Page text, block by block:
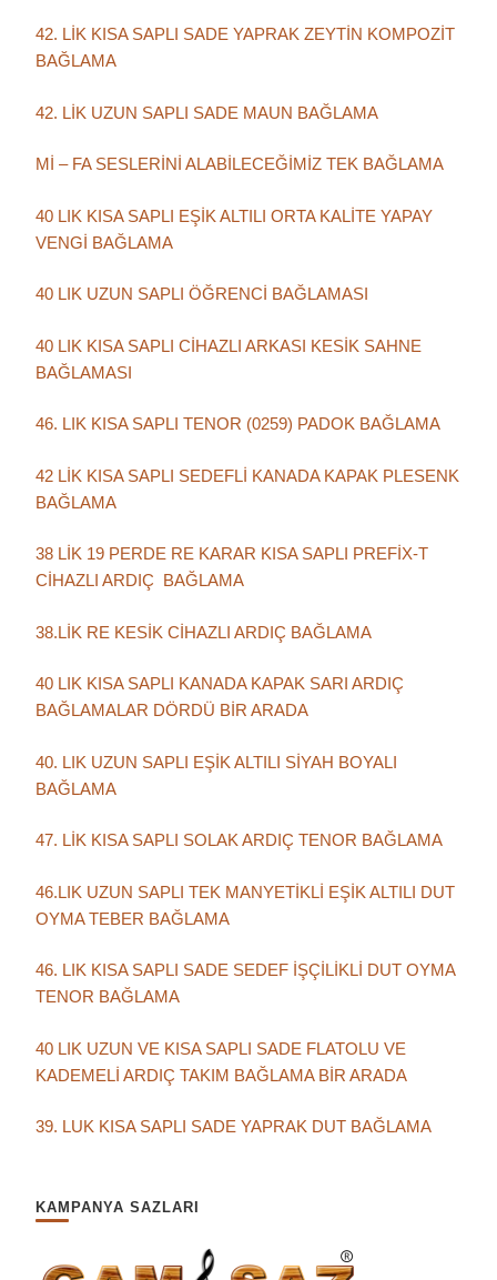
42. LİK KISA SAPLI SADE YAPRAK ZEYTİN KOMPOZİT
BAĞLAMA
42. LİK UZUN SAPLI SADE MAUN BAĞLAMA
Mİ – FA SESLERİNİ ALABİLECEĞİMİZ TEK BAĞLAMA
40 LIK KISA SAPLI EŞİK ALTILI ORTA KALİTE YAPAY
VENGİ BAĞLAMA
40 LIK UZUN SAPLI ÖĞRENCİ BAĞLAMASI
40 LIK KISA SAPLI CİHAZLI ARKASI KESİK SAHNE
BAĞLAMASI
46. LIK KISA SAPLI TENOR (0259) PADOK BAĞLAMA
42 LİK KISA SAPLI SEDEFLİ KANADA KAPAK PLESENK
BAĞLAMA
38 LİK 19 PERDE RE KARAR KISA SAPLI PREFİX-T
CİHAZLI ARDIÇ BAĞLAMA
38.LİK RE KESİK CİHAZLI ARDIÇ BAĞLAMA
40 LIK KISA SAPLI KANADA KAPAK SARI ARDIÇ
BAĞLAMALAR DÖRDÜ BİR ARADA
40. LIK UZUN SAPLI EŞİK ALTILI SİYAH BOYALI
BAĞLAMA
47. LİK KISA SAPLI SOLAK ARDIÇ TENOR BAĞLAMA
46.LIK UZUN SAPLI TEK MANYETİKLİ EŞİK ALTILI DUT
OYMA TEBER BAĞLAMA
46. LIK KISA SAPLI SADE SEDEF İŞÇİLİKLİ DUT OYMA
TENOR BAĞLAMA
40 LIK UZUN VE KISA SAPLI SADE FLATOLU VE
KADEMELİ ARDIÇ TAKIM BAĞLAMA BİR ARADA
39. LUK KISA SAPLI SADE YAPRAK DUT BAĞLAMA
KAMPANYA SAZLARI